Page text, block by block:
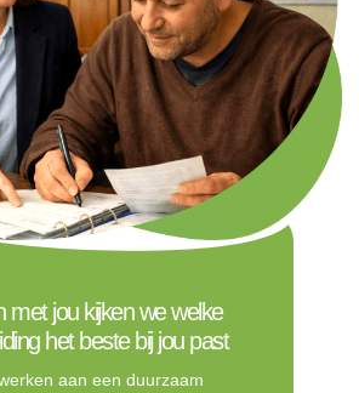
met jou kijken we welke
het beste bij jou past
aan een duurzaam